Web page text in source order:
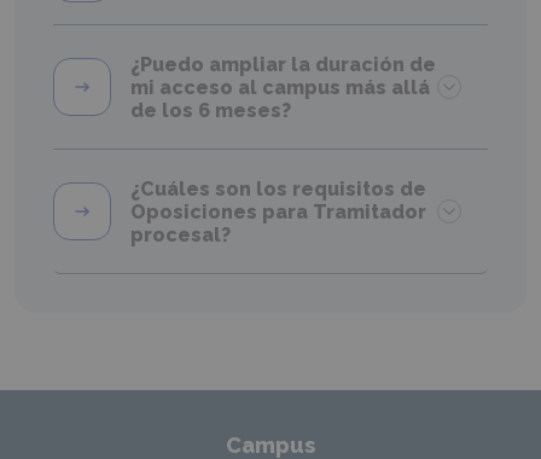
¿Puedo ampliar la duración de
mi acceso al campus más allá
de los 6 meses?
¿Cuáles son los requisitos de
Oposiciones para Tramitador
procesal?
Campus